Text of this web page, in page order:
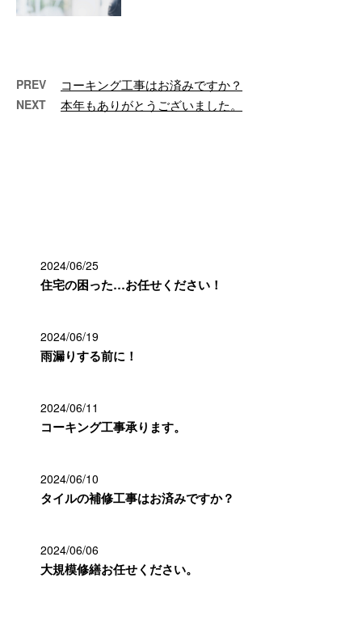
PREV コーキング工事はお済みですか？
NEXT 本年もありがとうございました。
2024/06/25
住宅の困った…お任せください！
2024/06/19
雨漏りする前に！
2024/06/11
コーキング工事承ります。
2024/06/10
タイルの補修工事はお済みですか？
2024/06/06
大規模修繕お任せください。